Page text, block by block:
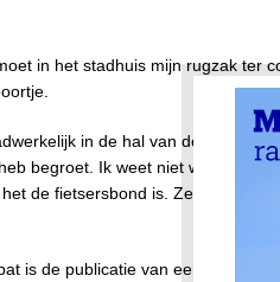
in het stadhuis mijn rugzak ter
in de hal van de
begroet. Ik weet niet waarvoor
de fietsersbond is. Ze krijgen in
is de publicatie van een brief van